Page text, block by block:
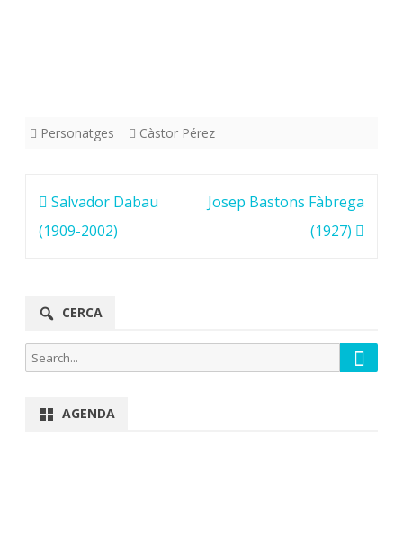
Personatges Càstor Pérez
Navegació
d'entrades
Salvador Dabau
(1909-2002)
Josep Bastons Fàbrega
(1927)
CERCA
Search
for:
Search
AGENDA